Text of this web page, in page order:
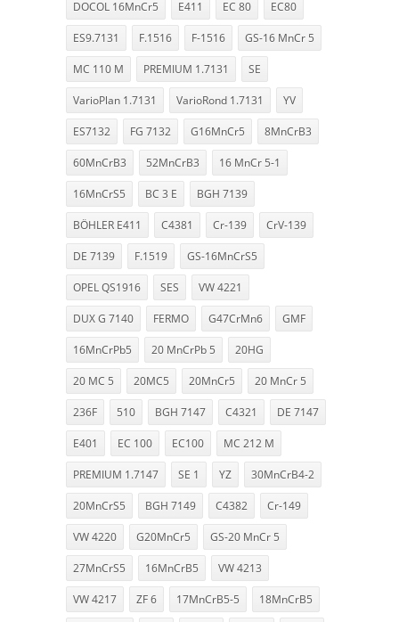
DOCOL 16MnCr5 E411 EC 80 EC80
ES9.7131 F.1516 F-1516 GS-16 MnCr 5
MC 110 M PREMIUM 1.7131 SE
VarioPlan 1.7131 VarioRond 1.7131 YV
ES7132 FG 7132 G16MnCr5 8MnCrB3
60MnCrB3 52MnCrB3 16 MnCr 5-1
16MnCrS5 BC 3 E BGH 7139
BÖHLER E411 C4381 Cr-139 CrV-139
DE 7139 F.1519 GS-16MnCrS5
OPEL QS1916 SES VW 4221
DUX G 7140 FERMO G47CrMn6 GMF
16MnCrPb5 20 MnCrPb 5 20HG
20 MC 5 20MC5 20MnCr5 20 MnCr 5
236F 510 BGH 7147 C4321 DE 7147
E401 EC 100 EC100 MC 212 M
PREMIUM 1.7147 SE 1 YZ 30MnCrB4-2
20MnCrS5 BGH 7149 C4382 Cr-149
VW 4220 G20MnCr5 GS-20 MnCr 5
27MnCrS5 16MnCrB5 VW 4213
VW 4217 ZF 6 17MnCrB5-5 18MnCrB5